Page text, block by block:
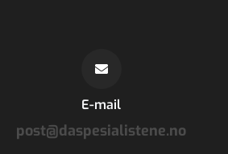
E-mail
post@daspesialistene.no